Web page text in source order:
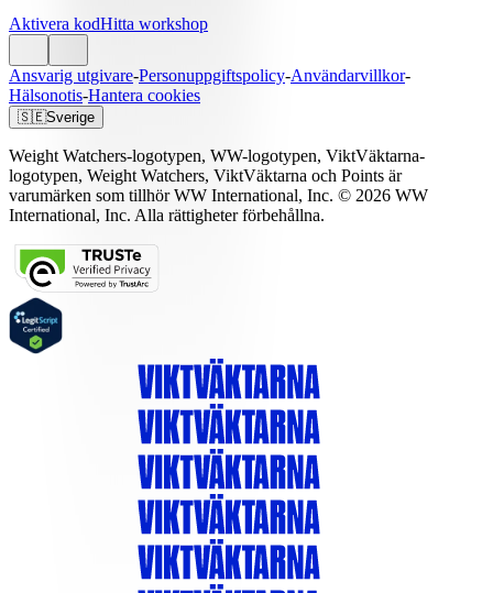
Aktivera kodHitta workshop
Ansvarig utgivare-Personuppgiftspolicy-Användarvillkor-
Hälsonotis-Hantera cookies
🇸🇪Sverige
Weight Watchers-logotypen, WW-logotypen, ViktVäktarna-
logotypen, Weight Watchers, ViktVäktarna och Points är
varumärken som tillhör WW International, Inc. © 2026 WW
International, Inc. Alla rättigheter förbehållna.